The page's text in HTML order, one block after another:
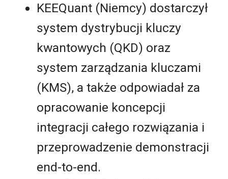
KEEQuant (Niemcy) dostarczył
system dystrybucji kluczy
kwantowych (QKD) oraz
system zarządzania kluczami
(KMS), a także odpowiadał za
opracowanie koncepcji
integracji całego rozwiązania i
przeprowadzenie demonstracji
end-to-end.